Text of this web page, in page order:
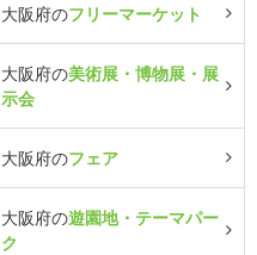
大阪府のフリーマーケット
大阪府の美術展・博物展・展
示会
大阪府のフェア
大阪府の遊園地・テーマパー
ク